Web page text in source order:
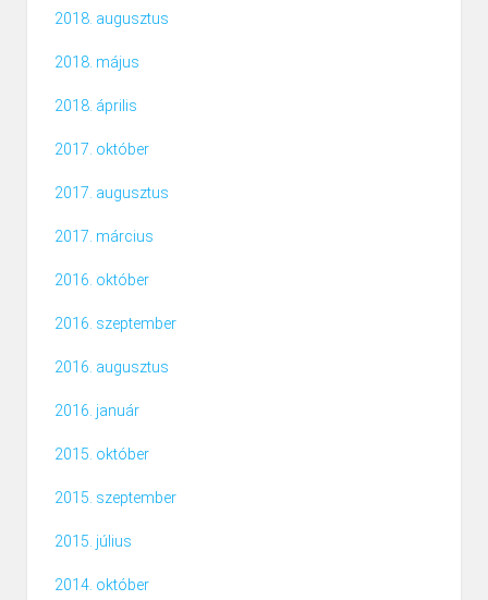
2018. augusztus
2018. május
2018. április
2017. október
2017. augusztus
2017. március
2016. október
2016. szeptember
2016. augusztus
2016. január
2015. október
2015. szeptember
2015. július
2014. október